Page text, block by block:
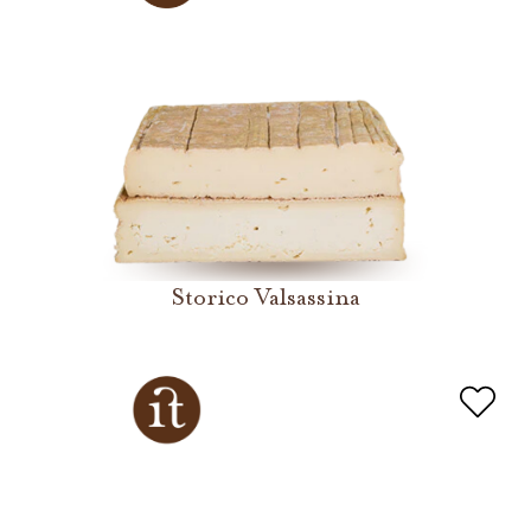
Storico Valsassina